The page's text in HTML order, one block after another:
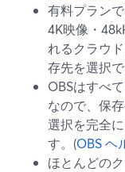
有料プラン
4K映像・
れるクラウ
存先を選択
OBSはすべ
なので、保
選択を完全
す。(OBS ヘ
ほとんどの